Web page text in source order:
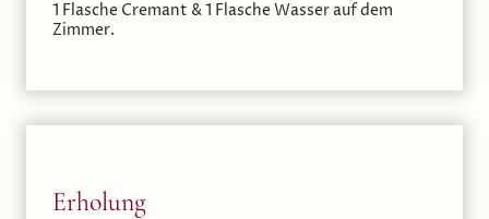
1 Flasche Cremant & 1 Flasche Wasser auf dem
Zimmer.
Erholung